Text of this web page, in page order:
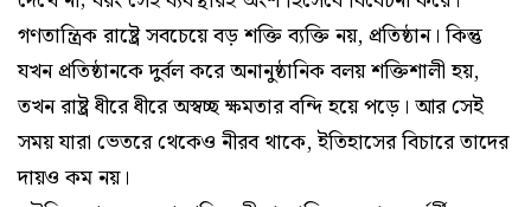
গণতান্ত্রিক রাষ্ট্রে সবচেয়ে বড় শক্তি ব্যক্তি নয়, প্রতিষ্ঠান। কিন্তু
যখন প্রতিষ্ঠানকে দুর্বল করে অনানুষ্ঠানিক বলয় শক্তিশালী হয়,
তখন রাষ্ট্র ধীরে ধীরে অস্বচ্ছ ক্ষমতার বন্দি হয়ে পড়ে। আর সেই
সময় যারা ভেতরে থেকেও নীরব থাকে, ইতিহাসের বিচারে তাদের
দায়ও কম নয়।